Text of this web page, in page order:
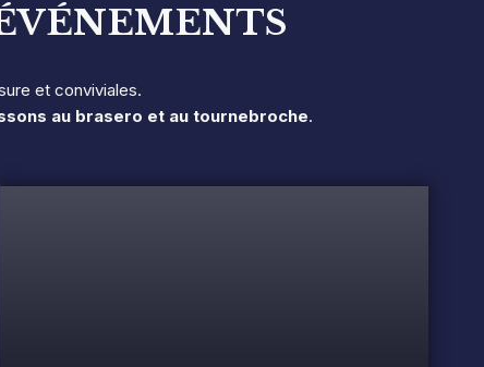
et conviviales.
au brasero et au tournebroche.